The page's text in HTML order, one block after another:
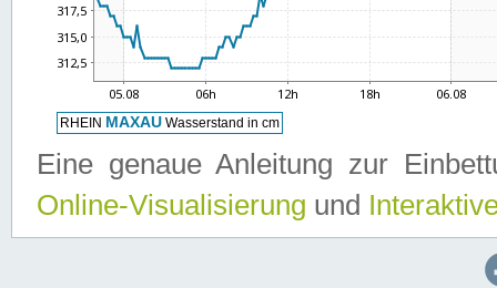
Eine genaue Anleitung zur
Online-Visualisierung und